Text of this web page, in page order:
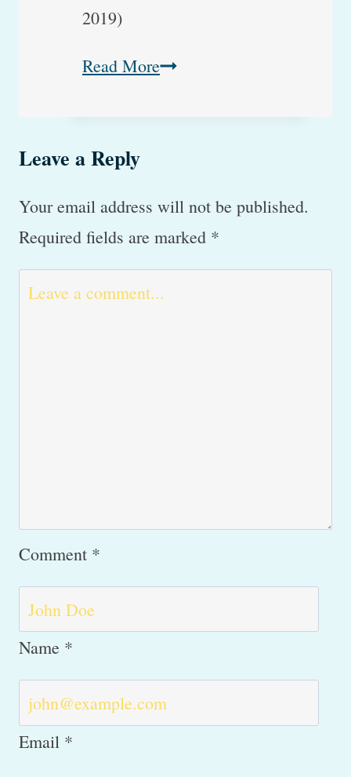
2019)
Read MoreMin
kan
det
Leave a Reply
Your email address will not be published.
Required fields are marked *
Comment *
Name *
Email *